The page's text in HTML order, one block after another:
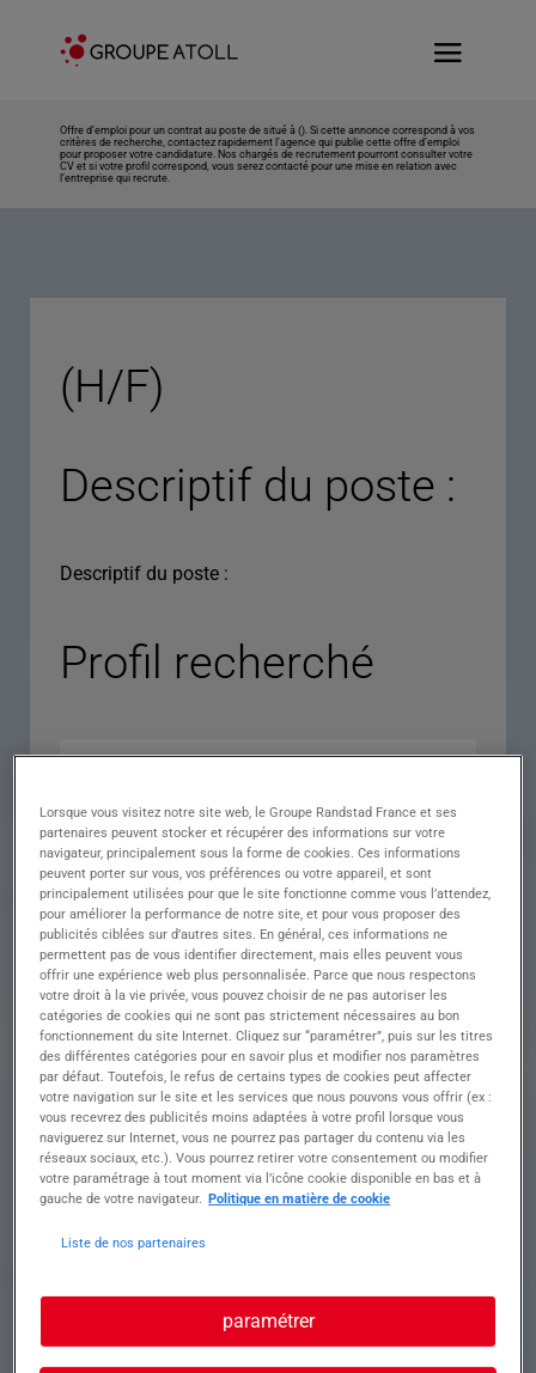
Offre d’emploi pour un contrat au poste de situé à (). Si cette annonce correspond à vos
critères de recherche, contactez rapidement l’agence qui publie cette offre d’emploi
pour proposer votre candidature. Nos chargés de recrutement pourront consulter votre
CV et si votre profil correspond, vous serez contacté pour une mise en relation avec
l’entreprise qui recrute.
(H/F)
Descriptif du poste :
Descriptif du poste :
Profil recherché
Expérience
Salaire
Contrat
Ville
()
Référence Annonce n°
Contact
Tél.
Lorsque vous visitez notre site web, le Groupe Randstad France et ses
partenaires peuvent stocker et récupérer des informations sur votre
navigateur, principalement sous la forme de cookies. Ces informations
peuvent porter sur vous, vos préférences ou votre appareil, et sont
principalement utilisées pour que le site fonctionne comme vous l’attendez,
pour améliorer la performance de notre site, et pour vous proposer des
publicités ciblées sur d’autres sites. En général, ces informations ne
permettent pas de vous identifier directement, mais elles peuvent vous
offrir une expérience web plus personnalisée. Parce que nous respectons
votre droit à la vie privée, vous pouvez choisir de ne pas autoriser les
catégories de cookies qui ne sont pas strictement nécessaires au bon
fonctionnement du site Internet. Cliquez sur “paramétrer”, puis sur les titres
des différentes catégories pour en savoir plus et modifier nos paramètres
par défaut. Toutefois, le refus de certains types de cookies peut affecter
votre navigation sur le site et les services que nous pouvons vous offrir (ex :
vous recevrez des publicités moins adaptées à votre profil lorsque vous
naviguerez sur Internet, vous ne pourrez pas partager du contenu via les
réseaux sociaux, etc.). Vous pourrez retirer votre consentement ou modifier
votre paramétrage à tout moment via l’icône cookie disponible en bas et à
gauche de votre navigateur. Politique en matière de cookie
Liste de nos partenaires
paramétrer